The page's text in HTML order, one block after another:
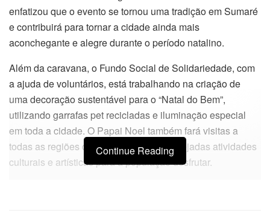
enfatizou que o evento se tornou uma tradição em Sumaré
e contribuirá para tornar a cidade ainda mais
aconchegante e alegre durante o período natalino.
Além da caravana, o Fundo Social de Solidariedade, com
a ajuda de voluntários, está trabalhando na criação de
uma decoração sustentável para o “Natal do Bem”,
utilizando garrafas pet recicladas e iluminação especial
em toda a cidade. O Papai Noel também fará visitas a
todas as regiões da cidade, e estão planejadas atividades
culturais e artísticas para a população desfrutar.
Continue Reading